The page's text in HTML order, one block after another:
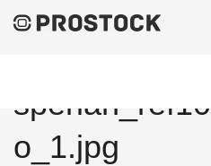
o_1.jpg